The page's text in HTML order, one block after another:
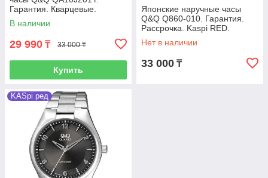
Гарантия. Кварцевые.
В наличии
29 990 ₸ 33 000 ₸
Купить
Японские наручные часы
Q&Q Q860-010. Гарантия.
Рассрочка. Kaspi RED.
Нет в наличии
33 000 ₸
KASpi ред